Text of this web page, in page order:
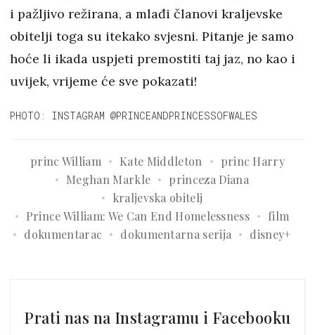
i pažljivo režirana, a mlađi članovi kraljevske
obitelji toga su itekako svjesni. Pitanje je samo
hoće li ikada uspjeti premostiti taj jaz, no kao i
uvijek, vrijeme će sve pokazati!
PHOTO: INSTAGRAM @PRINCEANDPRINCESSOFWALES
princ William Kate Middleton
princ Harry
Meghan Markle
princeza Diana
kraljevska obitelj
Prince William: We Can End Homelessness
film
dokumentarac
dokumentarna serija disney+
Prati nas na Instagramu i Facebooku